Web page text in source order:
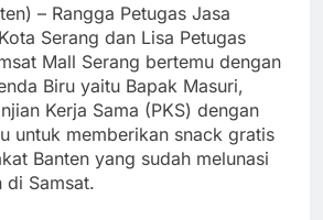
– Rangga Petugas Jasa
Serang dan Lisa Petugas
Mall Serang bertemu dengan
Biru yaitu Bapak Masuri,
Kerja Sama (PKS) dengan
untuk memberikan snack gratis
Banten yang sudah melunasi
di Samsat.